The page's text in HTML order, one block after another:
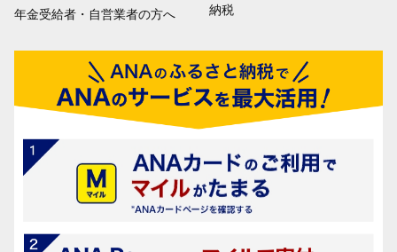
年金受給者・自営業者の方へ
納税